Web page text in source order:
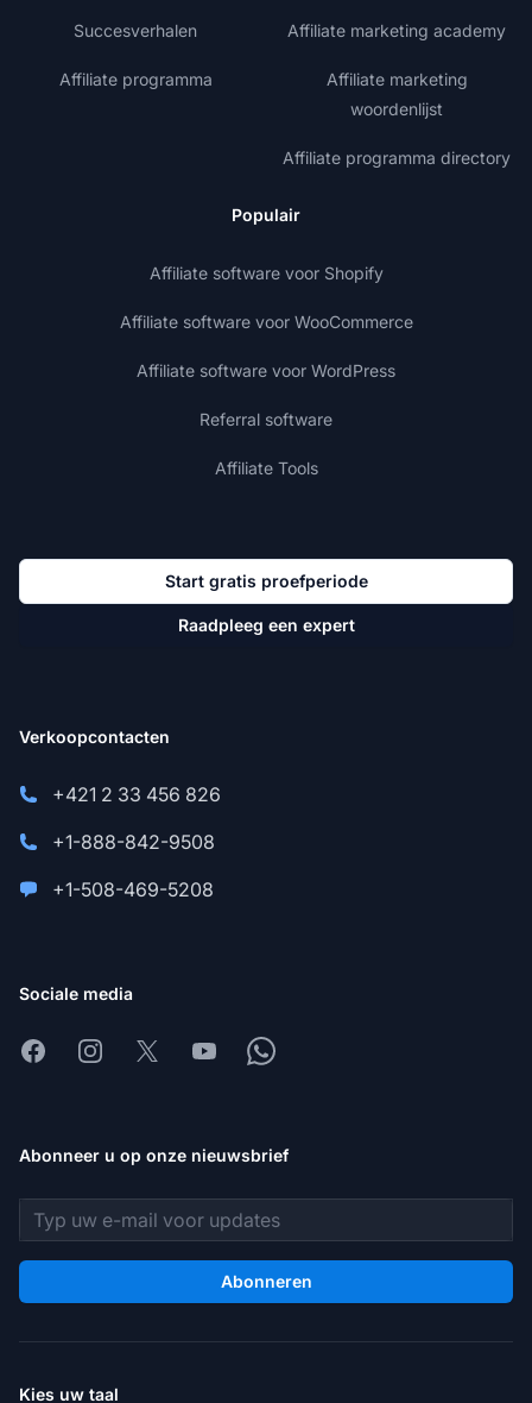
Succesverhalen
Affiliate programma
Affiliate marketing academy
Affiliate marketing
woordenlijst
Affiliate programma directory
Populair
Affiliate software voor Shopify
Affiliate software voor WooCommerce
Affiliate software voor WordPress
Referral software
Affiliate Tools
Start gratis proefperiode
Raadpleeg een expert
Verkoopcontacten
+421 2 33 456 826
+1-888-842-9508
+1-508-469-5208
Sociale media
FacebookInstagram
X YoutubeWhatsapp
Abonneer u op onze nieuwsbrief
E-mailadres
Abonneren
Kies uw taal